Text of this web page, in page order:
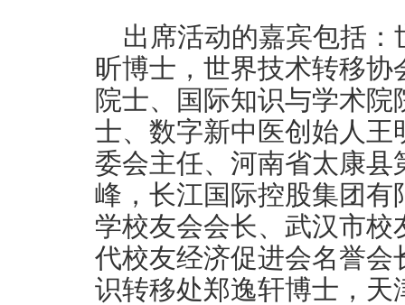
出席活动的嘉宾包括
昕博士，世界技术转移
院士、国际知识与学术
士、数字新中医创始人
委会主任、河南省太康
峰，长江国际控股集团
学校友会会长、武汉市
代校友经济促进会名誉
识转移处郑逸轩博士，